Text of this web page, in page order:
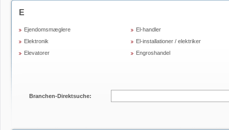
E
Ejendomsmæglere
Elektronik
Elevatorer
El-handler
El-installationer / elektriker
Engroshandel
Branchen-Direktsuche: